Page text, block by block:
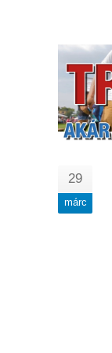
29
márc